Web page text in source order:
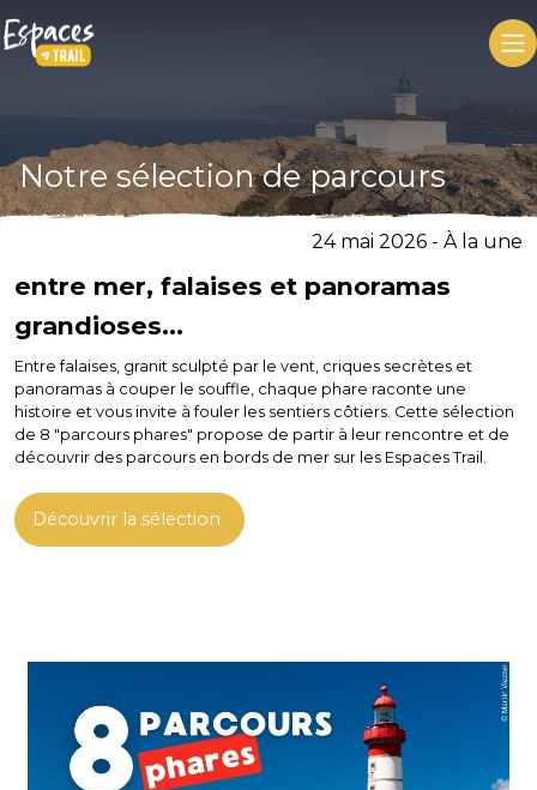
Notre sélection de parcours
24 mai 2026 - À la une
entre mer, falaises et panoramas
grandioses...
Entre falaises, granit sculpté par le vent, criques secrètes et
panoramas à couper le souffle, chaque phare raconte une
histoire et vous invite à fouler les sentiers côtiers. Cette sélection
de 8 "parcours phares" propose de partir à leur rencontre et de
découvrir des parcours en bords de mer sur les Espaces Trail.
Découvrir la sélection